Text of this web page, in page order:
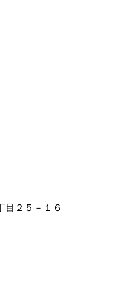
目２５－１６